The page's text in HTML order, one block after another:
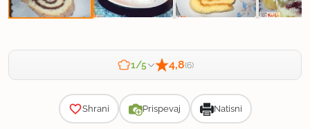
1/5 4,8(6)
Shrani Prispevaj Natisni